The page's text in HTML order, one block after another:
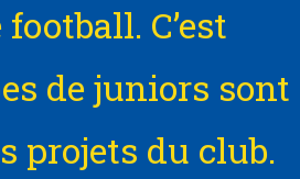
C’est
de juniors sont
projets du club.